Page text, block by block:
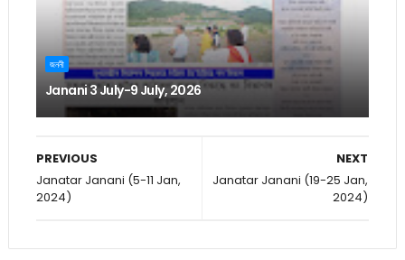
জননী
Janani 3 July-9 July, 2026
NEXT
Janatar Janani (19-25 Jan,
2024)
PREVIOUS
Janatar Janani (5-11 Jan,
2024)